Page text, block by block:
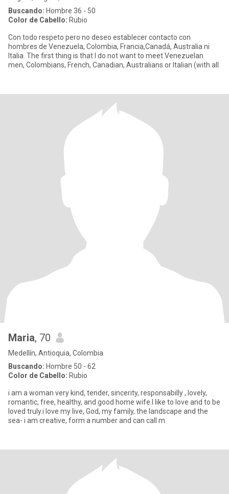
Buscando: Hombre 36 - 50
Color de Cabello: Rubio
Con todo respeto pero no deseo establecer contacto con
hombres de Venezuela, Colombia, Francia,Canadá, Australia ni
Italia. The first thing is that I do not want to meet Venezuelan
men, Colombians, French, Canadian, Australians or Italian (with all
Maria, 70
Medellín, Antioquia, Colombia
Buscando: Hombre 50 - 62
Color de Cabello: Rubio
i am a woman very kind, tender, sincerity, responsabilly , lovely,
romantic, free, healthy, and good home wife.I like to love and to be
loved truly.i love my live, God, my family, the landscape and the
sea- i am creative, form a number and can call m